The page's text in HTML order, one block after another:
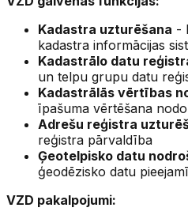
Kadastra uzturēšana -
kadastra informācijas
Kadastrālo datu
un telpu grupu datu
Kadastrālās vērtības
īpašuma vērtēšana
Adrešu reģistra
reģistra pārvaldība
Ģeotelpisko datu
ģeodēzisko datu
VZD pakalpojumi: